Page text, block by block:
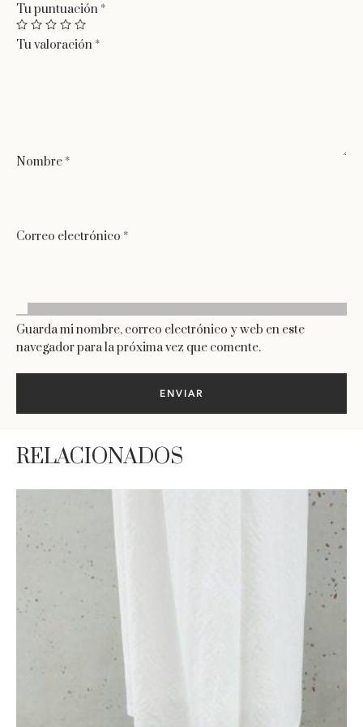
Tu puntuación *
Tu valoración *
Nombre *
Correo electrónico *
Guarda mi nombre, correo electrónico y web en este
navegador para la próxima vez que comente.
RELACIONADOS